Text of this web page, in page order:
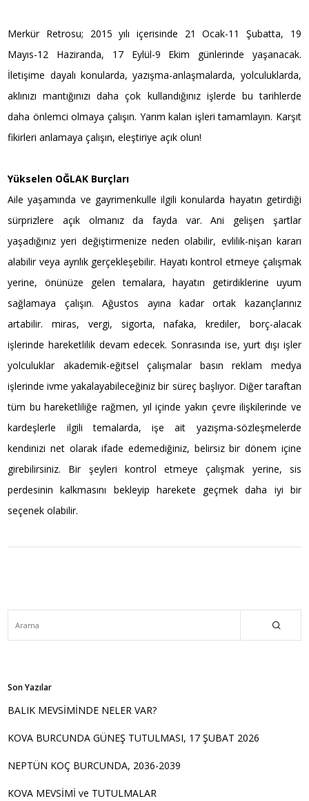
Merkür Retrosu; 2015 yılı içerisinde 21 Ocak-11 Şubatta, 19
Mayıs-12 Haziranda, 17 Eylül-9 Ekim günlerinde yaşanacak.
İletişime dayalı konularda, yazışma-anlaşmalarda, yolculuklarda,
aklınızı mantığınızı daha çok kullandığınız işlerde bu tarihlerde
daha önlemci olmaya çalışın. Yarım kalan işleri tamamlayın. Karşıt
fikirleri anlamaya çalışın, eleştiriye açık olun!
Yükselen OĞLAK Burçları
Aile yaşamında ve gayrimenkulle ilgili konularda hayatın getirdiği
sürprizlere açık olmanız da fayda var. Ani gelişen şartlar
yaşadığınız yeri değiştirmenize neden olabilir, evlilik-nişan kararı
alabilir veya ayrılık gerçekleşebilir. Hayatı kontrol etmeye çalışmak
yerine, önünüze gelen temalara, hayatın getirdiklerine uyum
sağlamaya çalışın. Ağustos ayına kadar ortak kazançlarınız
artabilir. miras, vergi, sigorta, nafaka, krediler, borç-alacak
işlerinde hareketlilik devam edecek. Sonrasında ise, yurt dışı işler
yolculuklar akademik-eğitsel çalışmalar basın reklam medya
işlerinde ivme yakalayabileceğiniz bir süreç başlıyor. Diğer taraftan
tüm bu hareketliliğe rağmen, yıl içinde yakın çevre ilişkilerinde ve
kardeşlerle ilgili temalarda, işe ait yazışma-sözleşmelerde
kendinizi net olarak ifade edemediğiniz, belirsiz bir dönem içine
girebilirsiniz. Bir şeyleri kontrol etmeye çalışmak yerine, sis
perdesinin kalkmasını bekleyip harekete geçmek daha iyi bir
seçenek olabilir.
Son Yazılar
BALIK MEVSİMİNDE NELER VAR?
KOVA BURCUNDA GÜNEŞ TUTULMASI, 17 ŞUBAT 2026
NEPTÜN KOÇ BURCUNDA, 2036-2039
KOVA MEVSİMİ ve TUTULMALAR